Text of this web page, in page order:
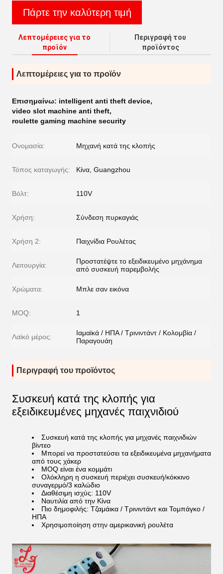
Πάρτε την καλύτερη τιμή
Λεπτομέρειες για το
προϊόν
Περιγραφή του
προϊόντος
Λεπτομέρειες για το προϊόν
Επισημαίνω: intelligent anti theft device,
video slot machine anti theft,
roulette gaming machine security
Ονομασία: Μηχανή κατά της κλοπής
Τόπος καταγωγής: Κίνα, Guangzhou
Βόλτ: 110V
Χρήση: Σύνδεση πυρκαγιάς
Χρήση 2: Παιχνίδια Ρουλέτας
Λειτουργία:
Προστατέψτε το εξειδικευμένο μηχάνημα
από συσκευή παρεμβολής
Χρώματα: Μπλε σαν εικόνα
MOQ: 1
Λαϊκό μέρος:
Ιαμαϊκά / ΗΠΑ / Τρινιντάντ / Κολομβία /
Παραγουάη
Περιγραφή του προϊόντος
Συσκευή κατά της κλοπής για
εξειδικευμένες μηχανές παιχνιδιού
Συσκευή κατά της κλοπής για μηχανές παιχνιδιών
βίντεο
Μπορεί να προστατεύσει τα εξειδικευμένα μηχανήματα
από τους χάκερ
MOQ είναι ένα κομμάτι
Ολόκληρη η συσκευή περιέχει συσκευή/κόκκινο
συναγερμό/3 καλώδιο
Διαθέσιμη ισχύς: 110V
Ναυτιλία από την Κίνα
Πιο δημοφιλής: Τζαμάικα / Τρινιντάντ και Τομπάγκο /
ΗΠΑ
Χρησιμοποίηση στην αμερικανική ρουλέτα